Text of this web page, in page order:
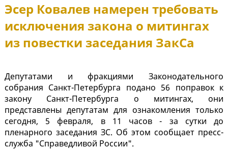
Эсер Ковалев намерен требовать
исключения закона о митингах
из повестки заседания ЗакСа
Депутатами и фракциями Законодательного
собрания Санкт-Петербурга подано 56 поправок к
закону Санкт-Петербурга о митингах, они
представлены депутатам для ознакомления только
сегодня, 5 февраля, в 11 часов - за сутки до
пленарного заседания ЗС. Об этом сообщает пресс-
служба "Справедливой России".